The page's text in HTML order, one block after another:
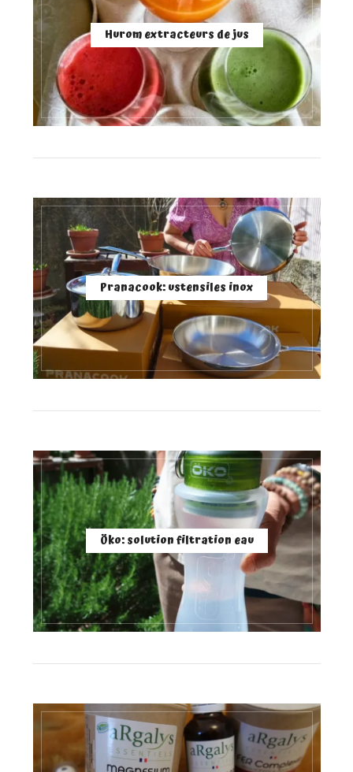
Hurom extracteurs de jus
Pranacook: ustensiles inox
Öko: solution filtration eau